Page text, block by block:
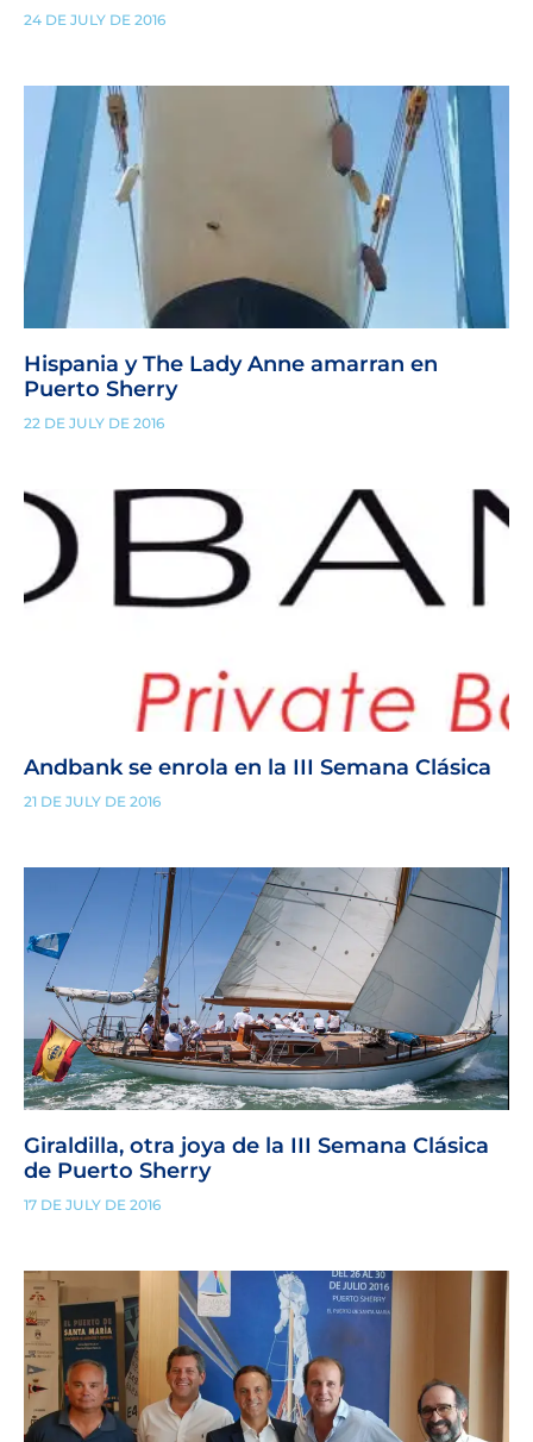
24 DE JULY DE 2016
Hispania y The Lady Anne amarran en
Puerto Sherry
22 DE JULY DE 2016
Andbank se enrola en la III Semana Clásica
21 DE JULY DE 2016
Giraldilla, otra joya de la III Semana Clásica
de Puerto Sherry
17 DE JULY DE 2016